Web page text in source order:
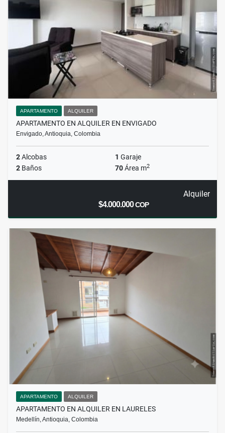
APARTAMENTO ALQUILER
APARTAMENTO EN ALQUILER EN ENVIGADO
Envigado, Antioquia, Colombia
2Alcobas 1 Garaje
2 Baños 70Área m2
Alquiler
$4.000.000COP
APARTAMENTO ALQUILER
APARTAMENTO EN ALQUILER EN LAURELES
Medellín, Antioquia, Colombia